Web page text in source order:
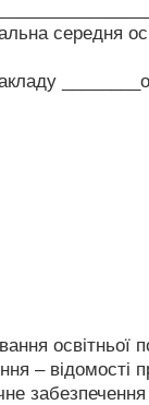
середня
освітньої
– відомості